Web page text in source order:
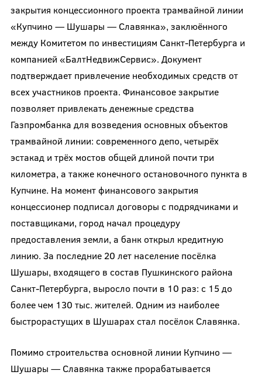
закрытия концессионного проекта трамвайной линии
«Купчино — Шушары — Славянка», заклюённого
между Комитетом по инвестициям Санкт-Петербурга и
компанией «БалтНедвижСервис». Документ
подтверждает привлечение необходимых средств от
всех участников проекта. Финансовое закрытие
позволяет привлекать денежные средства
Газпромбанка для возведения основных объектов
трамвайной линии: современного депо, четырёх
эстакад и трёх мостов общей длиной почти три
километра, а также конечного остановочного пункта в
Купчине. На момент финансового закрытия
концессионер подписал договоры с подрядчиками и
поставщиками, город начал процедуру
предоставления земли, а банк открыл кредитную
линию. За последние 20 лет население посёлка
Шушары, входящего в состав Пушкинского района
Санкт-Петербурга, выросло почти в 10 раз: с 15 до
более чем 130 тыс. жителей. Одним из наиболее
быстрорастущих в Шушарах стал посёлок Славянка.
Помимо строительства основной линии Купчино —
Шушары — Славянка также прорабатывается